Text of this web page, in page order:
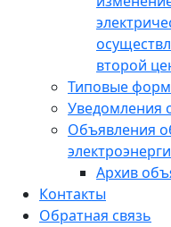
второй
Типовые
Уведомления
Объявления
Архив
Контакты
Обратная связь